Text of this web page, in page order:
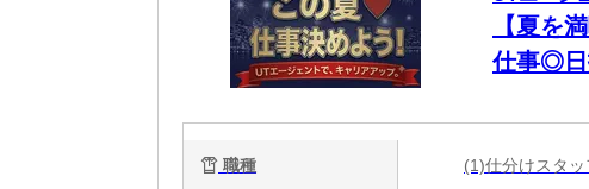
【夏を
仕事◎日
職種 (1)仕分けスタ